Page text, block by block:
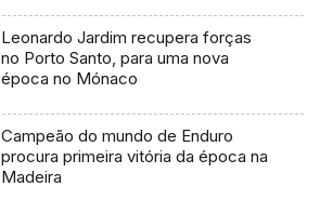
Leonardo Jardim recupera forças
no Porto Santo, para uma nova
época no Mónaco
Campeão do mundo de Enduro
procura primeira vitória da época na
Madeira